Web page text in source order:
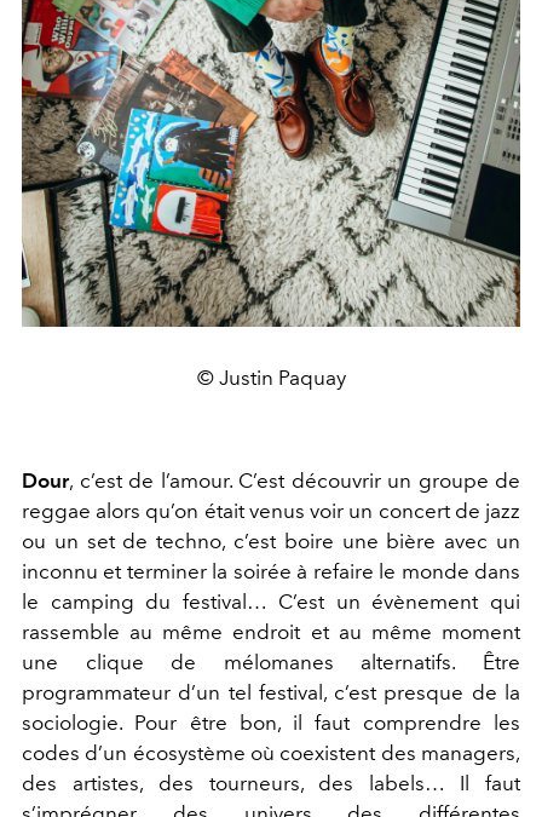
© Justin Paquay
Dour, c’est de l’amour. C’est découvrir un groupe de
reggae alors qu’on était venus voir un concert de jazz
ou un set de techno, c’est boire une bière avec un
inconnu et terminer la soirée à refaire le monde dans
le camping du festival… C’est un évènement qui
rassemble au même endroit et au même moment
une clique de mélomanes alternatifs. Être
programmateur d’un tel festival, c’est presque de la
sociologie. Pour être bon, il faut comprendre les
codes d’un écosystème où coexistent des managers,
des artistes, des tourneurs, des labels… Il faut